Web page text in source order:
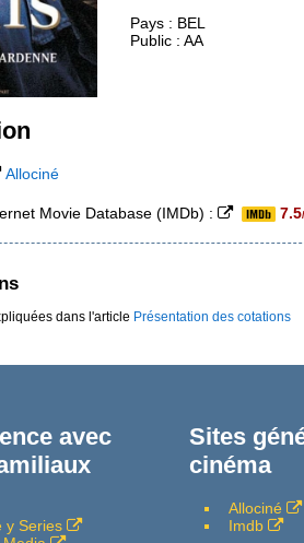
Pays : BEL
Public : AA
Allociné
Movie Database (IMDb) : 7.5
dans l'article Présentation des cotations
avec
y Series
Sites
cinéma
Allociné
Imdb